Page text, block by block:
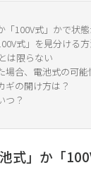
「100V式」かで状
式」を見分ける
は限らない
場合、電池式の可能
ギの開け方は？
つ？
式」か「